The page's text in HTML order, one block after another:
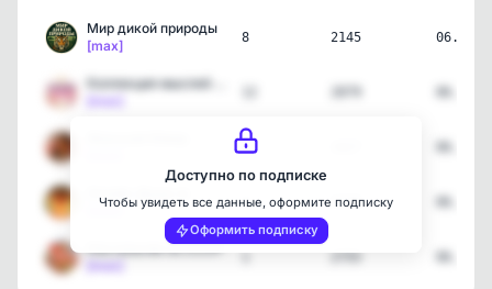
Мир дикой природы
[max]
8 2145
5
[max]
3 5158
Ностальгия по СССР
1 2755
Доступно по подписке
Чтобы увидеть все данные, оформите подписку
Оформить подписку